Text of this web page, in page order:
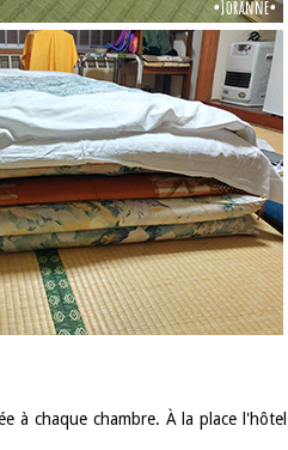
à chaque chambre. À la place l'hôtel